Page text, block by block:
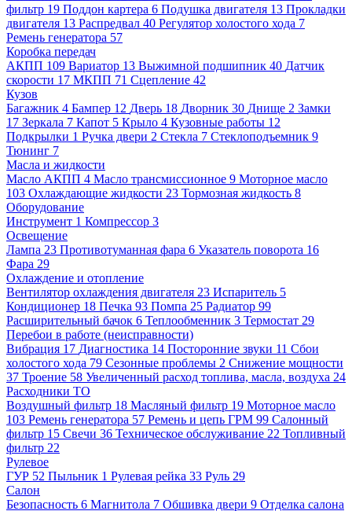
фильтр 19 Поддон картера 6 Подушка двигателя 13 Прокладки
двигателя 13 Распредвал 40 Регулятор холостого хода 7
Ремень генератора 57
Коробка передач
АКПП 109 Вариатор 13 Выжимной подшипник 40 Датчик
скорости 17 МКПП 71 Сцепление 42
Кузов
Багажник 4 Бампер 12 Дверь 18 Дворник 30 Днище 2 Замки
17 Зеркала 7 Капот 5 Крыло 4 Кузовные работы 12
Подкрылки 1 Ручка двери 2 Стекла 7 Стеклоподъемник 9
Тюнинг 7
Масла и жидкости
Масло АКПП 4 Масло трансмиссионное 9 Моторное масло
103 Охлаждающие жидкости 23 Тормозная жидкость 8
Оборудование
Инструмент 1 Компрессор 3
Освещение
Лампа 23 Противотуманная фара 6 Указатель поворота 16
Фара 29
Охлаждение и отопление
Вентилятор охлаждения двигателя 23 Испаритель 5
Кондиционер 18 Печка 93 Помпа 25 Радиатор 99
Расширительный бачок 6 Теплообменник 3 Термостат 29
Перебои в работе (неисправности)
Вибрация 17 Диагностика 14 Посторонние звуки 11 Сбои
холостого хода 79 Сезонные проблемы 2 Снижение мощности
37 Троение 58 Увеличенный расход топлива, масла, воздуха 24
Расходники ТО
Воздушный фильтр 18 Масляный фильтр 19 Моторное масло
103 Ремень генератора 57 Ремень и цепь ГРМ 99 Салонный
фильтр 15 Свечи 36 Техническое обслуживание 22 Топливный
фильтр 22
Рулевое
ГУР 52 Пыльник 1 Рулевая рейка 33 Руль 29
Салон
Безопасность 6 Магнитола 7 Обшивка двери 9 Отделка салона